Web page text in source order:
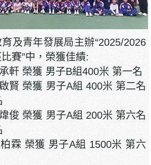
及青年發展局主辦“2025/2026
賽”中，榮獲佳績:
軒 榮獲 男子B組400米 第一名
賢 榮獲 男子A組 400米 第二名
俊 榮獲 男子A組 200米 第六名
霖 榮獲 男子A組 1500米 第六